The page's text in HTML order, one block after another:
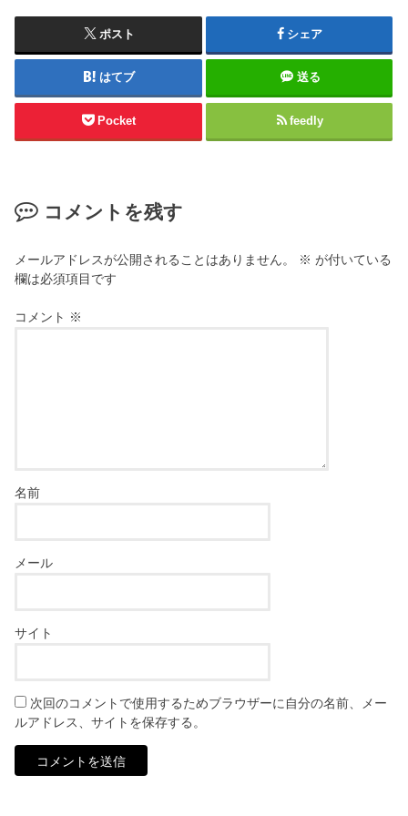
ポスト シェア
はてブ 送る
Pocket feedly
コメントを残す
メールアドレスが公開されることはありません。 ※ が付いている
欄は必須項目です
コメント ※
名前
メール
サイト
次回のコメントで使用するためブラウザーに自分の名前、メー
ルアドレス、サイトを保存する。